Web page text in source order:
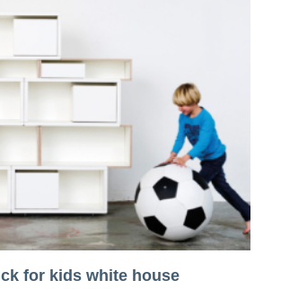
for kids white house